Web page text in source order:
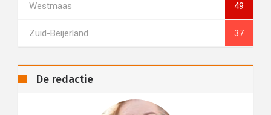
Westmaas 49
Zuid-Beijerland 37
De redactie